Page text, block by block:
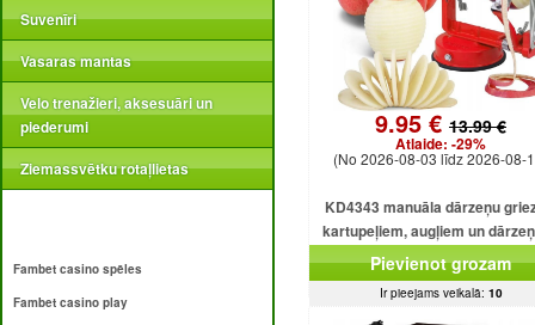
Suvenīri
Vasaras mantas
Velo trenažieri, aksesuāri un
piederumi
Ziemassvētku rotaļlietas
Fambet casino spēles
Fambet casino play
9.95 € 13.99 €
Atlaide: -29%
(No 2026-08-03 līdz 2026-08-
KD4343 manuāla dārzeņu
kartupeļiem, augļiem un
Pievienot grozam
Ir pieejams veikalā: 10